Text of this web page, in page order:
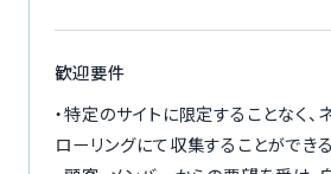
歓迎要件
・特定のサイトに限定することなく、
ローリングにて収集することができる